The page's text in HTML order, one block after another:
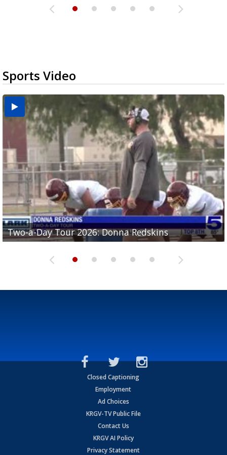
Sports Video
Two-a-Day Tour 2026: Donna Redskins
Two-a-Day Tour 2026: Brownsville Pace Vikings
Two-a-Day Tour 2026: La Joya Coyotes
Two-a-Day Tour 2026: Rio Hondo Bobcats
Two-a-Day Tour 2026: Brownsville St. Joseph
Bloodhounds
Closed Captioning
Employment
Ad Choices
KRGV-TV Public File
Contact Us
KRGV AI Policy
Privacy Statement